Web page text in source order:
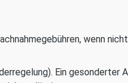
wenn
Ein gesonderter